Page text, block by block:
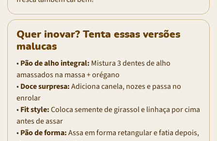
Quer inovar? Tenta essas versões
malucas
•Pão de alho integral: Mistura 3 dentes de alho
amassados na massa + orégano
•Doce surpresa:Adiciona canela, nozes e passa no
enrolar
•Fit style:Coloca semente de girassol e linhaça por cima
antes de assar
•Pão de forma:Assa em forma retangular e fatia depois,